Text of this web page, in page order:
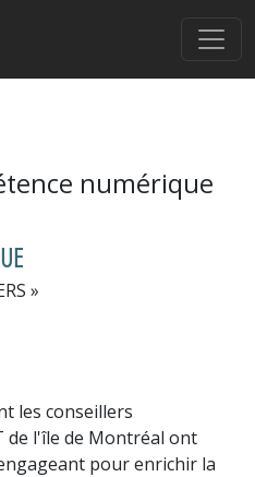
numérique
»
les conseillers
de l'île de Montréal ont
pour enrichir la